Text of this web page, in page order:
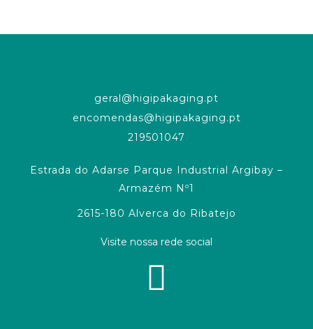
geral@higipakaging.pt
encomendas@higipakaging.pt
219501047
Estrada do Adarse Parque Industrial Argibay –
Armazém Nº1
2615-180 Alverca do Ribatejo
Visite nossa rede social